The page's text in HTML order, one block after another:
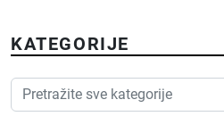
KATEGORIJE